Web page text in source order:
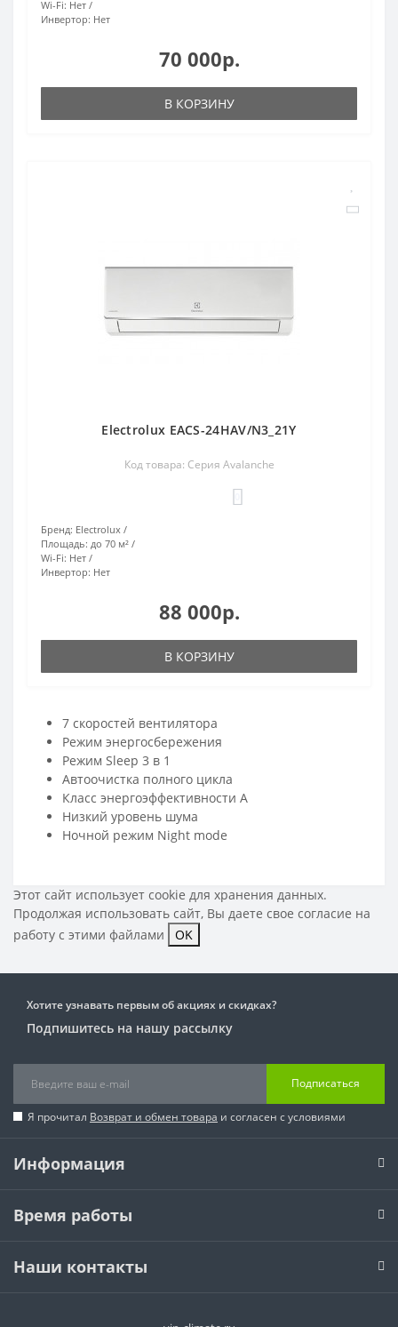
Wi-Fi: Нет
Инвертор: Нет
70 000р.
В КОРЗИНУ
Electrolux EACS-24HAV/N3_21Y
Код товара: Серия Avalanche
Бренд: Electrolux
Площадь: до 70 м²
Wi-Fi: Нет
Инвертор: Нет
88 000р.
В КОРЗИНУ
7 скоростей вентилятора
Режим энергосбережения
Режим Sleep 3 в 1
Aвтоочистка полного цикла
Класс энергоэффективности А
Низкий уровень шума
Ночной режим Night mode
Этот сайт использует cookie для хранения данных.
Продолжая использовать сайт, Вы даете свое согласие на
работу с этими файлами
OK
Хотите узнавать первым об акциях и скидках?
Подпишитесь на нашу рассылку
Подписаться
Я прочитал Возврат и обмен товара и согласен с условиями
Информация
Время работы
Наши контакты